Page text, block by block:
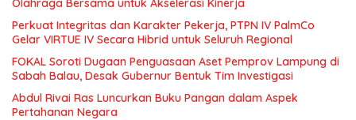
Olahraga Bersama untuk Akselerasi Kinerja
Perkuat Integritas dan Karakter Pekerja, PTPN IV PalmCo
FOKAL Soroti Dugaan Penguasaan Aset Pemprov Lampung di
Sabah Balau, Desak Gubernur Bentuk Tim Investigasi
Abdul Rivai Ras Luncurkan Buku Pangan dalam Aspek
Pertahanan Negara